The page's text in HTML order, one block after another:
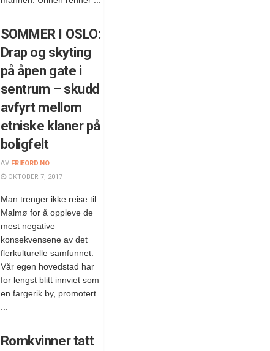
SOMMER I OSLO:
Drap og skyting
på åpen gate i
sentrum – skudd
avfyrt mellom
etniske klaner på
boligfelt
AV FRIEORD.NO
OKTOBER 7, 2017
Man trenger ikke reise til
Malmø for å oppleve de
mest negative
konsekvensene av det
flerkulturelle samfunnet.
Vår egen hovedstad har
for lengst blitt innviet som
en fargerik by, promotert
Romkvinner tatt